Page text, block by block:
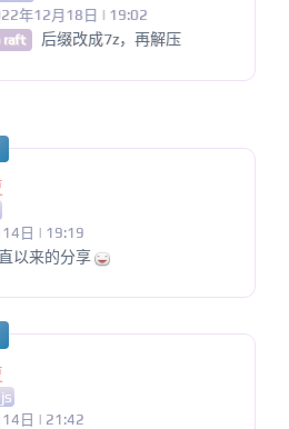
年12月18日 | 19:02
raft 后缀改成7z，再解压
日 | 19:19
以来的分享
日 | 21:42